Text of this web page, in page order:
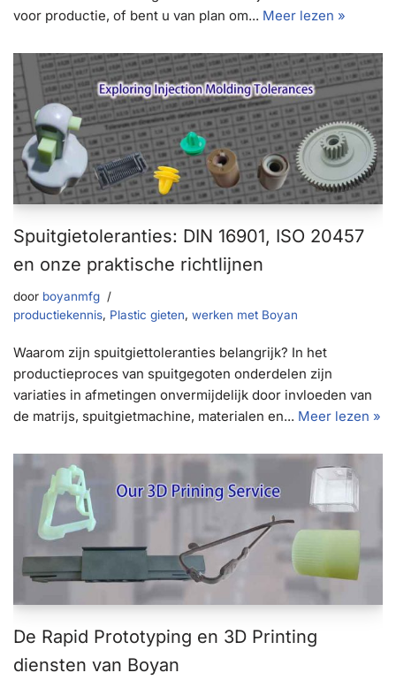
voor productie, of bent u van plan om... Meer lezen »
Spuitgietoleranties: DIN 16901, ISO 20457
en onze praktische richtlijnen
door boyanmfg
productiekennis, Plastic gieten, werken met Boyan
Waarom zijn spuitgiettoleranties belangrijk? In het
productieproces van spuitgegoten onderdelen zijn
variaties in afmetingen onvermijdelijk door invloeden van
de matrijs, spuitgietmachine, materialen en... Meer lezen »
De Rapid Prototyping en 3D Printing
diensten van Boyan